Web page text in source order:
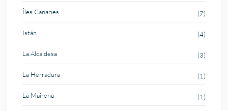
Îles Canaries (7)
Istán (4)
La Alcaidesa (3)
La Herradura (1)
La Mairena (1)